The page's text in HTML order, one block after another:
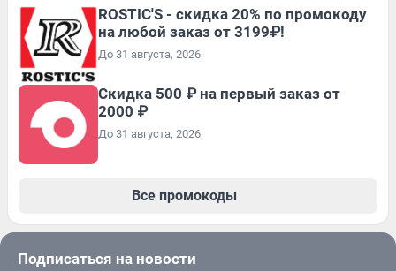
ROSTIC'S - скидка 20% по промокоду
на любой заказ от 3199₽!
До 31 августа, 2026
Скидка 500 ₽ на первый заказ от
2000 ₽
До 31 августа, 2026
Все промокоды
Подписаться на новости